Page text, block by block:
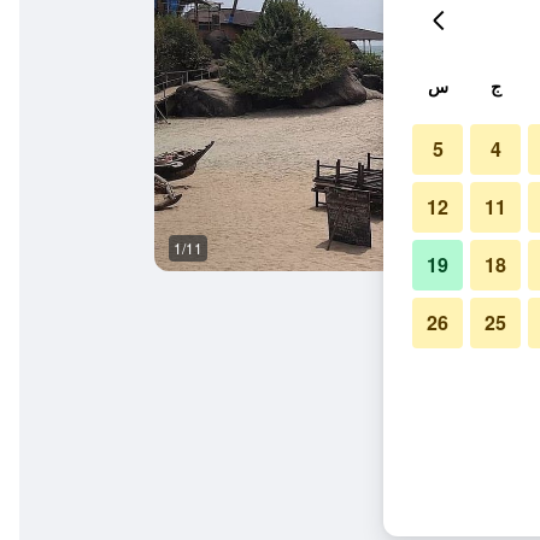
1/11
ج س
4
5
11
12
18
19
25
26